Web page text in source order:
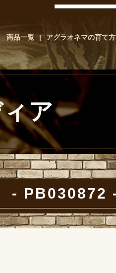
商品一覧 アグラオネマの育て方
ア
PB030872